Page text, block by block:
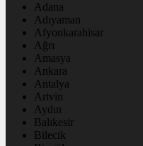
Adana
Adıyaman
Afyonkarahisar
Ağrı
Amasya
Ankara
Antalya
Artvin
Aydın
Balıkesir
Bilecik